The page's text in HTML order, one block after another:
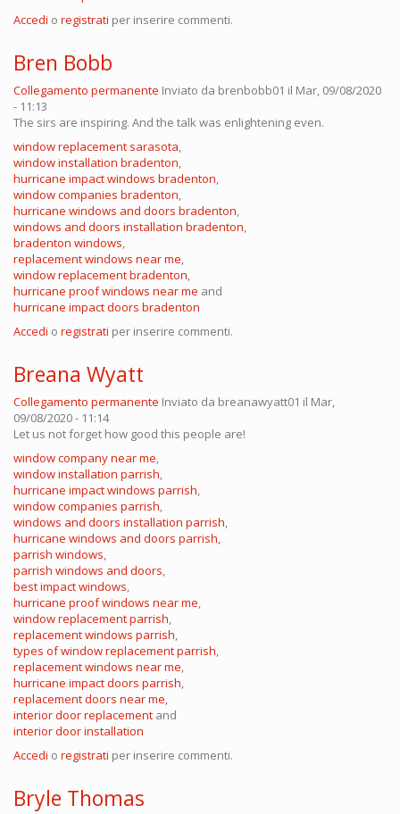
Accedi o registrati per inserire commenti.
Bren Bobb
Collegamento permanente Inviato da brenbobb01 il Mar, 09/08/2020
- 11:13
The sirs are inspiring. And the talk was enlightening even.
window replacement sarasota,
window installation bradenton,
hurricane impact windows bradenton,
window companies bradenton,
hurricane windows and doors bradenton,
windows and doors installation bradenton,
bradenton windows,
replacement windows near me,
window replacement bradenton,
hurricane proof windows near me and
hurricane impact doors bradenton
Accedi o registrati per inserire commenti.
Breana Wyatt
Collegamento permanente Inviato da breanawyatt01 il Mar,
09/08/2020 - 11:14
Let us not forget how good this people are!
window company near me,
window installation parrish,
hurricane impact windows parrish,
window companies parrish,
windows and doors installation parrish,
hurricane windows and doors parrish,
parrish windows,
parrish windows and doors,
best impact windows,
hurricane proof windows near me,
window replacement parrish,
replacement windows parrish,
types of window replacement parrish,
replacement windows near me,
hurricane impact doors parrish,
replacement doors near me,
interior door replacement and
interior door installation
Accedi o registrati per inserire commenti.
Bryle Thomas